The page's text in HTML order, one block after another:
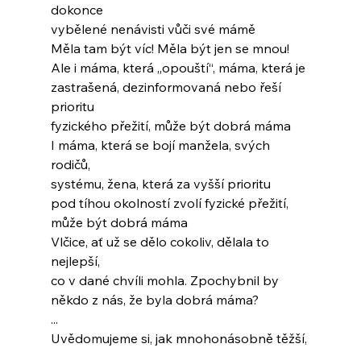
dokonce
vybělené nenávisti vůči své mámě
Měla tam být víc! Měla být jen se mnou!
Ale i máma, která „opouští“, máma, která je
zastrašená, dezinformovaná nebo řeší
prioritu
fyzického přežití, může být dobrá máma
I máma, která se bojí manžela, svých
rodičů,
systému, žena, která za vyšší prioritu
pod tíhou okolností zvolí fyzické přežití,
může být dobrá máma
Vlčice, ať už se dělo cokoliv, dělala to
nejlepší,
co v dané chvíli mohla. Zpochybnil by
někdo z nás, že byla dobrá máma?
...
Uvědomujeme si, jak mnohonásobně těžší,